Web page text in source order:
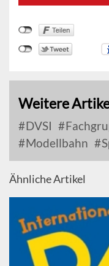
Weitere
DVSI
Modellbahn
Ähnliche Artikel